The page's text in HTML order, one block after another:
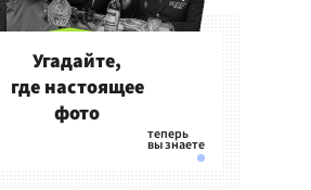
Угадайте,
где настоящее
фото